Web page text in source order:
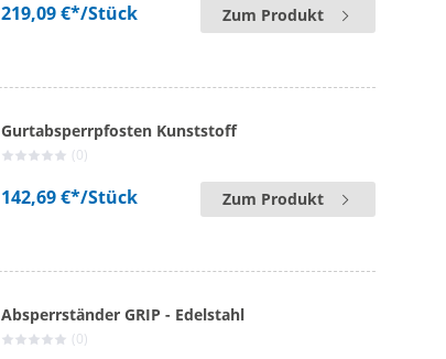
219,09 €*/Stück Zum Produkt
Gurtabsperrpfosten Kunststoff
(0)
142,69 €*/Stück Zum Produkt
Absperrständer GRIP - Edelstahl
(0)